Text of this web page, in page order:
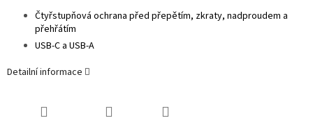
Čtyřstupňová ochrana před přepětím, zkraty, nadproudem a
přehřátím
USB-C a USB-A
Detailní informace